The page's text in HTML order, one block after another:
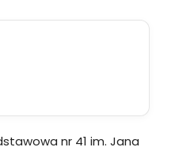
nr 41 im. Jana